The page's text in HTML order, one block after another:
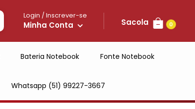
Login / Inscrever-se
Minha Conta Sacola 0
Bateria Notebook Fonte Notebook
Whatsapp (51) 99227-3667